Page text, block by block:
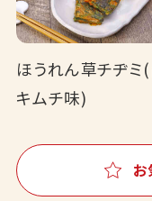
ほうれん草チヂミ
キムチ味)
お